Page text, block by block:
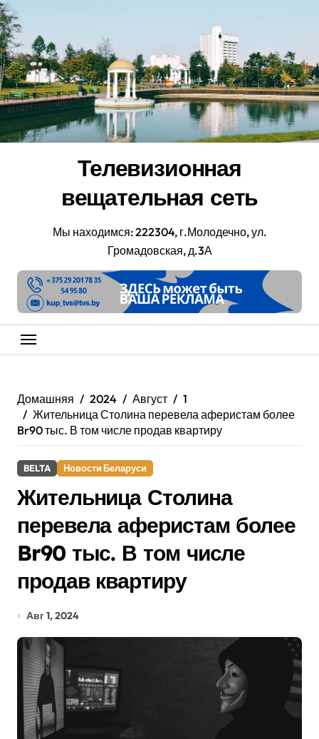
Перейти
к
содержанию
Телевизионная
вещательная сеть
Мы находимся: 222304, г.Молодечно, ул.
Громадовская, д.3А
Домашняя 2024 Август
1
Жительница Столина перевела аферистам более
Br90 тыс. В том числе продав квартиру
BELTA Новости Беларуси
Жительница Столина
перевела аферистам более
Br90 тыс. В том числе
продав квартиру
Авг 1, 2024